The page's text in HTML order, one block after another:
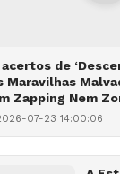
acertos de
Maravilhas
Zapping Nem
07-23 14:00:06